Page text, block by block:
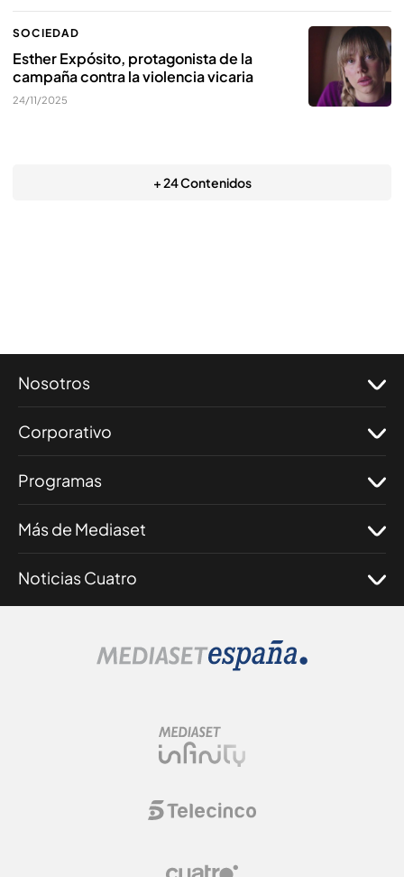
SOCIEDAD
Esther Expósito, protagonista de la
campaña contra la violencia vicaria
24/11/2025
+ 24 Contenidos
Nosotros
Corporativo
Programas
Más de Mediaset
Noticias Cuatro